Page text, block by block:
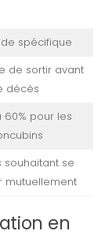
spécifique
de sortir avant
décès
60% pour les
souhaitant se
mutuellement
en